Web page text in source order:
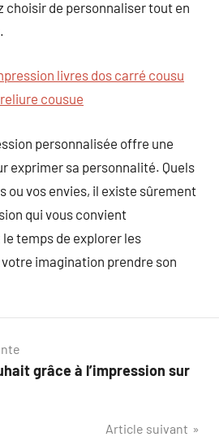
choisir de personnaliser tout en
livres dos carré cousu
cousue
personnalisée offre une
exprimer sa personnalité. Quels
ou vos envies, il existe sûrement
qui vous convient
temps de explorer les
imagination prendre son
grâce à l’impression sur
Article suivant